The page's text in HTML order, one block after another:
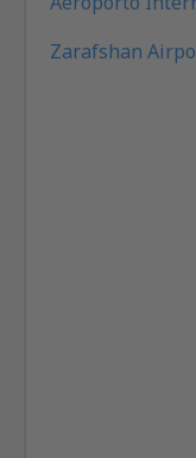
Zarafshan